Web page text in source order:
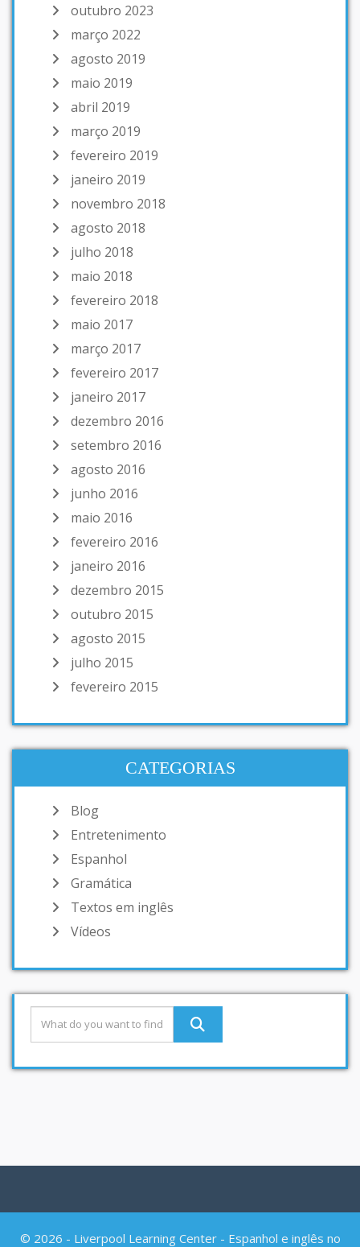
outubro 2023
março 2022
agosto 2019
maio 2019
abril 2019
março 2019
fevereiro 2019
janeiro 2019
novembro 2018
agosto 2018
julho 2018
maio 2018
fevereiro 2018
maio 2017
março 2017
fevereiro 2017
janeiro 2017
dezembro 2016
setembro 2016
agosto 2016
junho 2016
maio 2016
fevereiro 2016
janeiro 2016
dezembro 2015
outubro 2015
agosto 2015
julho 2015
fevereiro 2015
CATEGORIAS
Blog
Entretenimento
Espanhol
Gramática
Textos em inglês
Vídeos
© 2026 - Liverpool Learning Center - Espanhol e inglês no